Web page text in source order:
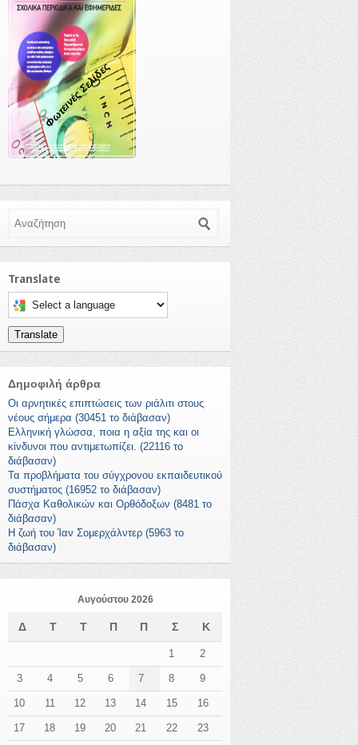
Φωτεινές Σελίδες
Translate
Select a language to translate this page
Translate
Δημοφιλή άρθρα
Οι αρνητικές επιπτώσεις των ριάλιτι στους
νέους σήμερα (30451 το διάβασαν)
Ελληνική γλώσσα, ποια η αξία της και οι
κίνδυνοι που αντιμετωπίζει. (22116 το
διάβασαν)
Τα προβλήματα του σύγχρονου εκπαιδευτικού
συστήματος (16952 το διάβασαν)
Πάσχα Καθολικών και Ορθόδοξων (8481 το
διάβασαν)
Η ζωή του Ίαν Σομερχάλντερ (5963 το
διάβασαν)
Αυγούστου 2026
Δ Τ Τ Π Π Σ Κ
1 2
3 4 5 6 7 8 9
10 11 12 13 14 15 16
17 18 19 20 21 22 23